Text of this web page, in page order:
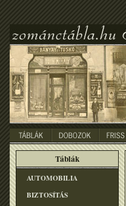
Táblák
AUTOMOBILIA
BIZTOSÍTÁS